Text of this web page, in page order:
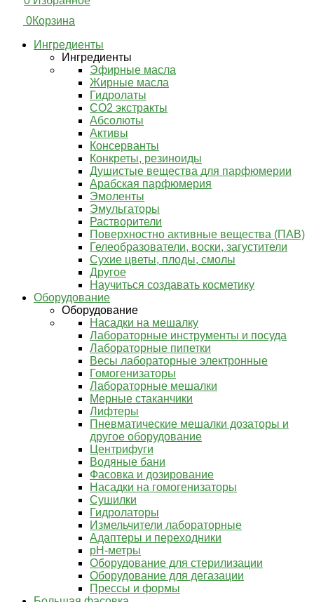
0Корзина
Ингредиенты
Ингредиенты
Эфирные масла
Жирные масла
Гидролаты
СО2 экстракты
Абсолюты
Активы
Консерванты
Конкреты, резиноиды
Душистые вещества для парфюмерии
Арабская парфюмерия
Эмоленты
Эмульгаторы
Растворители
Поверхностно активные вещества (ПАВ)
Гелеобразователи, воски, загустители
Сухие цветы, плоды, смолы
Другое
Научиться создавать косметику
Оборудование
Оборудование
Насадки на мешалку
Лабораторные инструменты и посуда
Лабораторные пипетки
Весы лабораторные электронные
Гомогенизаторы
Лабораторные мешалки
Мерные стаканчики
Лифтеры
Пневматические мешалки дозаторы и
другое оборудование
Центрифуги
Водяные бани
Фасовка и дозирование
Насадки на гомогенизаторы
Сушилки
Гидролаторы
Измельчители лабораторные
Адаптеры и переходники
pH-метры
Оборудование для стерилизации
Оборудование для дегазации
Прессы и формы